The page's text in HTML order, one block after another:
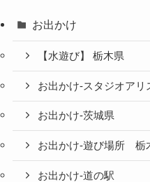
お出かけ
【水遊び】 栃木県
お出かけ-スタジオアリ
お出かけ-茨城県
お出かけ-遊び場所 栃
お出かけ-道の駅